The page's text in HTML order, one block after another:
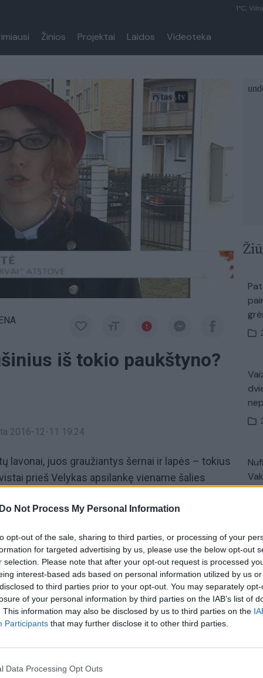
Do Not Process My Personal Information
opt-out of the sale, sharing to third parties, or processing of your
for targeted advertising by us, please use the below opt-out
selection. Please note that after your opt-out request is processed
interest-based ads based on personal information utilized by us
to third parties prior to your opt-out. You may separately
of your personal information by third parties on the IAB’s list of
This information may also be disclosed by us to third parties on the
Participants that may further disclose it to other third parties.
Data Processing Opt Outs
1°C,
Žinios Projektai Laidos Videoteka
iš tokio paukštyno?
2016-12-11 19:24
lavonai, juos graužiantys šernai ir lapės – tokius
prieš Velykas apsilankę viename šalies
ne tik dėl tiksinčios ekologinės bombos,
- milijonines apyvartas deklaruojantys
nušiurusias vištas parduoda iš narvų,
negalinčios išsitiesti visu ūgiu.
paukštynas Gyvūnų gerovė gaišenos
Visi įrašai